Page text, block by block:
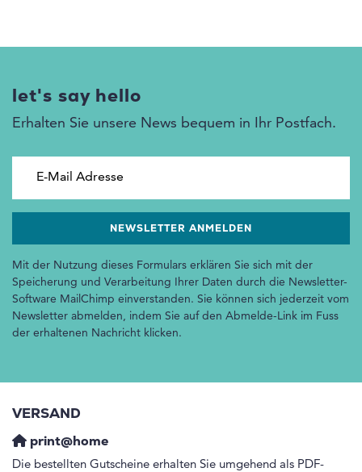
let's say hello
Erhalten Sie unsere News bequem in Ihr Postfach.
Mit der Nutzung dieses Formulars erklären Sie sich mit der
Speicherung und Verarbeitung Ihrer Daten durch die Newsletter-
Software MailChimp einverstanden. Sie können sich jederzeit vom
Newsletter abmelden, indem Sie auf den Abmelde-Link im Fuss
der erhaltenen Nachricht klicken.
VERSAND
print@home
Die bestellten Gutscheine erhalten Sie umgehend als PDF-